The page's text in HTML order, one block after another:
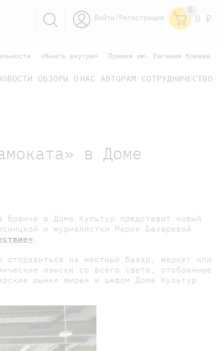
Войти/Регистрация
0
0 Р
«Книга внутри» Премия им. Евгения Клюева
ОБЗОРЫ О НАС АВТОРАМ СОТРУДНИЧЕСТВО
в Доме
в Доме Культур представит новый
и журналистки Марии Бахаревой
.
на местный базар, маркет или
изыски со всего света, отобранные
рынки мира» и шефом Дома Культур